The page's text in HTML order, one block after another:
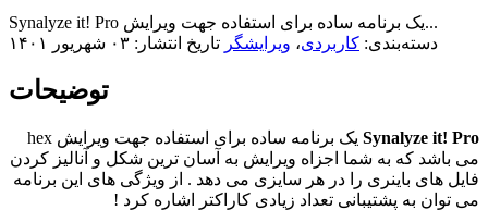
Synalyze it! Pro یک برنامه ساده برای استفاده جهت ویرایش...
دسته‌بندی: کاربردی، ویرایشگر تاریخ انتشار: ۰۳ شهریور ۱۴۰۱
توضیحات
Synalyze it! Pro
یک برنامه ساده برای استفاده جهت ویرایش hex
می باشد که به شما اجزاه ویرایش به آسان ترین شکل و آنالیز کردن
فایل های باینری را در هر سایزی می دهد . از ویژگی های این برنامه
می توان به پشتیبانی تعداد زیادی کاراکتر اشاره کرد !